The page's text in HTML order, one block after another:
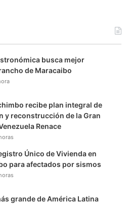
busca mejor
de Maracaibo
recibe plan integral de
y reconstrucción de la Gran
Renace
Único de Vivienda en
para afectados por sismos
grande de América Latina